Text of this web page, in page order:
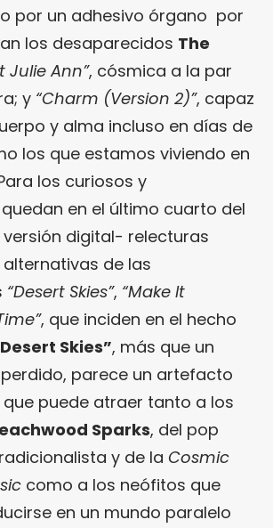
por un adhesivo órgano por
los desaparecidos The
Julie Ann”, cósmica a la par
y “Charm (Version 2)”, capaz
y alma incluso en días de
los que estamos viviendo en
los curiosos y
en el último cuarto del
digital- relecturas
de las
“Desert Skies”, “Make It
, que inciden en el hecho
Skies”, más que un
parece un artefacto
puede atraer tanto a los
Sparks, del pop
y de la Cosmic
como a los neófitos que
en un mundo paralelo